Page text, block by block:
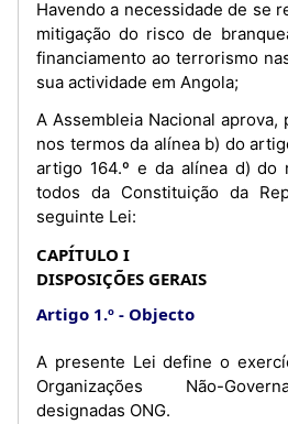
Havendo a necessidade de se
mitigação do risco de
financiamento ao terrorismo
sua actividade em Angola;
A Assembleia Nacional aprova,
nos termos da alínea b) do
artigo 164.º e da alínea d) do
todos da Constituição da
seguinte Lei:
CAPÍTULO I
DISPOSIÇÕES GERAIS
Artigo 1.º
Objecto
A presente Lei define o
Organizações Não-
designadas ONG.